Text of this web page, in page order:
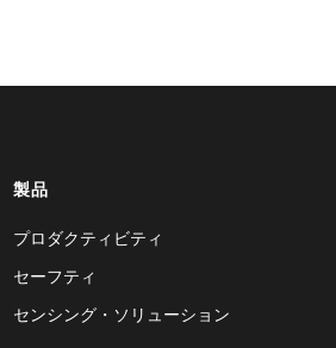
製品
プロダクティビティ
セーフティ
センシング・ソリューション